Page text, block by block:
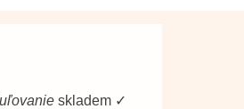
skladem ✓